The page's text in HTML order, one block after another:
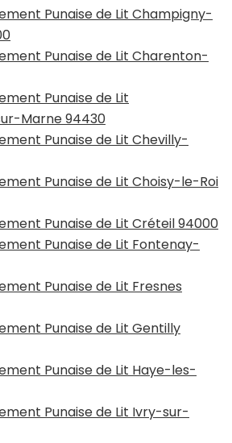
Punaise de Lit Champigny-
Punaise de Lit Charenton-
Punaise de Lit
Marne 94430
Punaise de Lit Chevilly-
Punaise de Lit Choisy-le-Roi
Punaise de Lit Créteil 94000
Punaise de Lit Fontenay-
Punaise de Lit Fresnes
Punaise de Lit Gentilly
Punaise de Lit Haye-les-
Punaise de Lit Ivry-sur-